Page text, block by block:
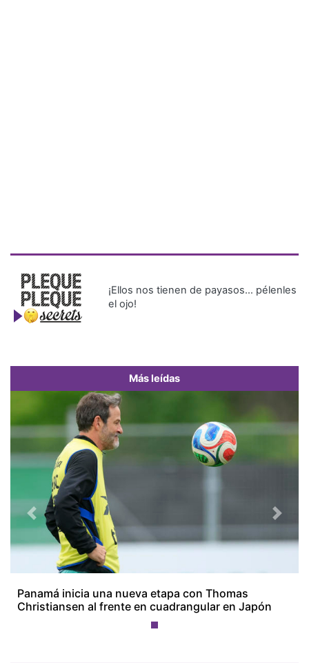
¡Ellos nos tienen de payasos… pélenles
el ojo!
Más leídas
Panamá inicia una nueva etapa con Thomas
Christiansen al frente en cuadrangular en Japón
Previous Next